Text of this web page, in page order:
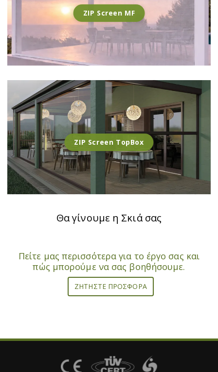
ZIP Screen MF
ΖIP Screen TopBox
Θα γίνουμε η Σκιά σας
Πείτε μας περισσότερα για το έργο σας και
πώς μπορούμε να σας βοηθήσουμε.
ΖΗΤΉΣΤΕ ΠΡΟΣΦΟΡΆ